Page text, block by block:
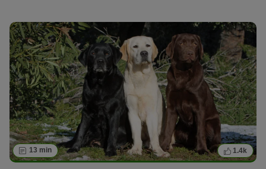
unkomplizierten Charakter seinen Besitzern viel Freude
bereitet.
13 min 1.4k